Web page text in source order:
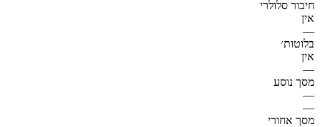
חיבור סלולרי
אין
—
בלוטות׳
אין
—
מסך נוסע
—
—
מסך אחורי